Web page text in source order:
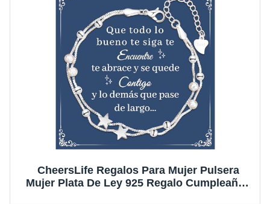
CheersLife Regalos Para Mujer Pulsera
Mujer Plata De Ley 925 Regalo Cumpleaños